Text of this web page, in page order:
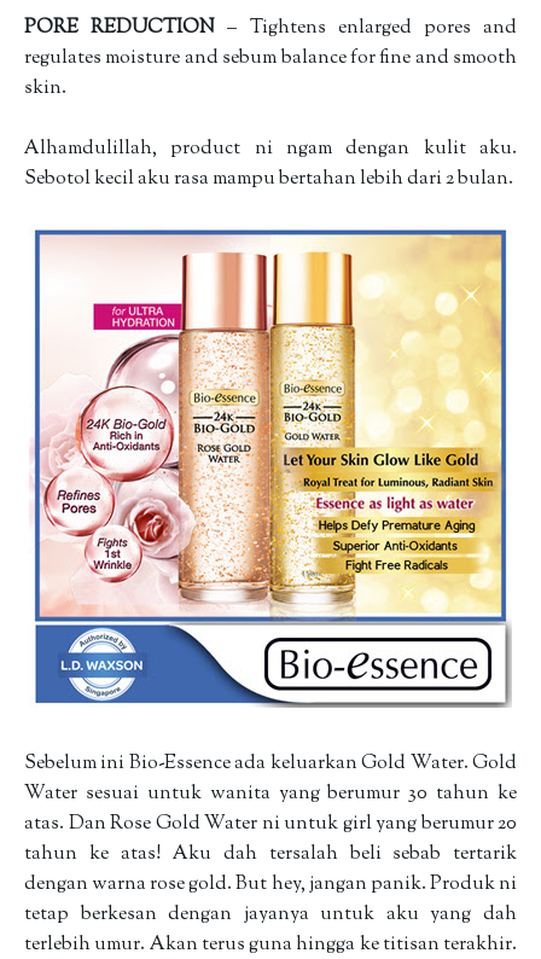
PORE REDUCTION– Tightens enlarged pores and
regulates moisture and sebum balance for fine and smooth
skin.
Alhamdulillah, product ni ngam dengan kulit aku.
Sebotol kecil aku rasa mampu bertahan lebih dari 2 bulan.
Sebelum ini Bio-Essence ada keluarkan Gold Water. Gold
Water sesuai untuk wanita yang berumur 30 tahun ke
atas. Dan Rose Gold Water ni untuk girl yang berumur 20
tahun ke atas! Aku dah tersalah beli sebab tertarik
dengan warna rose gold. But hey, jangan panik. Produk ni
tetap berkesan dengan jayanya untuk aku yang dah
terlebih umur. Akan terus guna hingga ke titisan terakhir.